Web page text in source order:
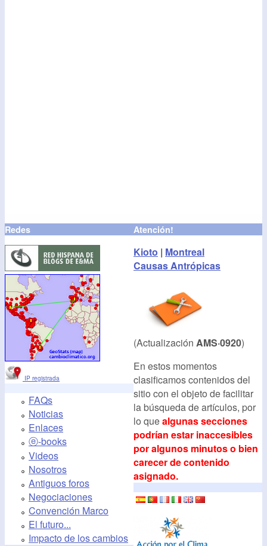
Redes
IP registrada
FAQs
Noticias
Enlaces
ⓔ-books
Videos
Nosotros
Antiguos foros
Negociaciones
Convención Marco
El futuro...
Impacto de los cambios
Atención!
Kioto | Montreal
Causas Antrópicas
(Actualización AMS·0920)
En estos momentos
clasificamos contenidos del
sitio con el objeto de facilitar
la búsqueda de artículos, por
lo quealgunas secciones
podrían estar inaccesibles
por algunos minutos o bien
carecer de contenido
asignado.